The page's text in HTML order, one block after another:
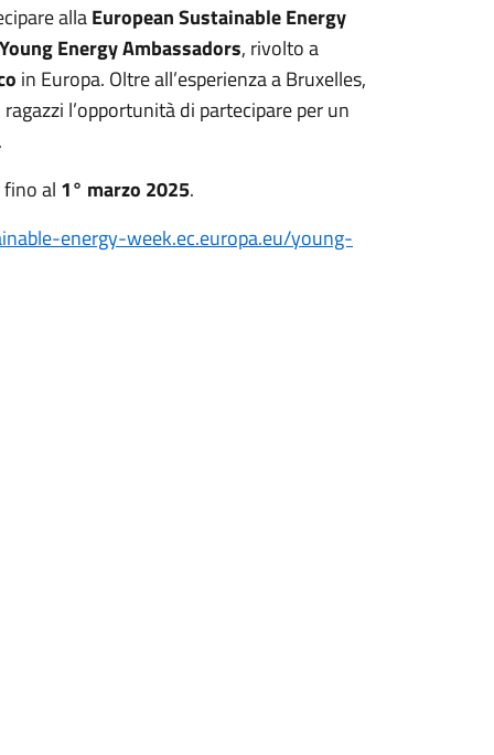
allaEuropean Sustainable Energy
Energy Ambassadors, rivolto a
in Europa. Oltre all’esperienza a Bruxelles,
l’opportunità di partecipare per un
fino al 1° marzo 2025.
energy-week.ec.europa.eu/young-